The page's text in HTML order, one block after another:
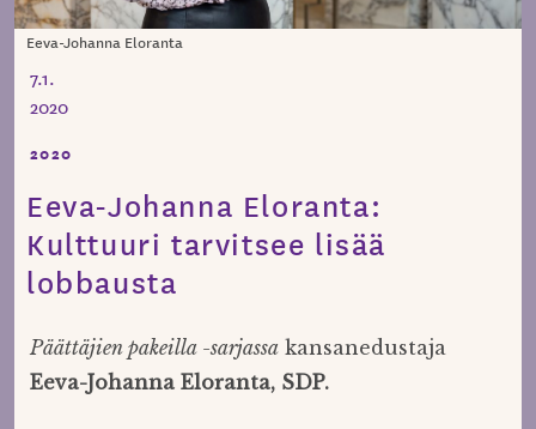
Eeva-Johanna Eloranta
7.1.
2020
2020
Eeva-Johanna Eloranta:
Kulttuuri tarvitsee lisää
lobbausta
Päättäjien pakeilla -sarjassakansanedustaja
Eeva-Johanna Eloranta, SDP.